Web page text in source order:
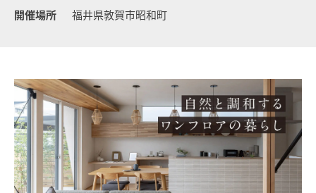
オーナー様向け
モデルハウス イベント参加
資料請求 相談予約
開催場所
福井県敦賀市昭和町